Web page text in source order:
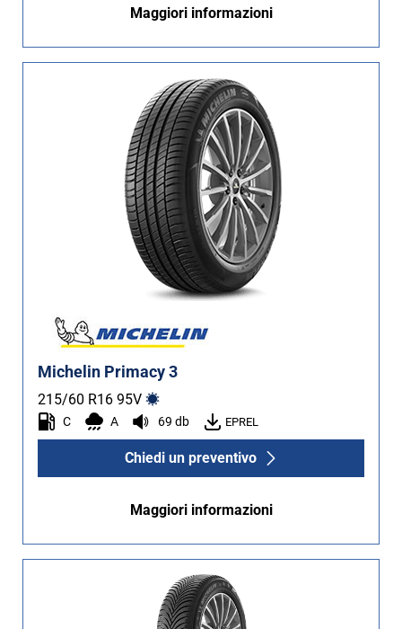
Non Run flat (415)
Maggiori informazioni
Michelin Primacy 3
215/60 R16 95V
C A 69 db EPREL
Chiedi un preventivo
Maggiori informazioni